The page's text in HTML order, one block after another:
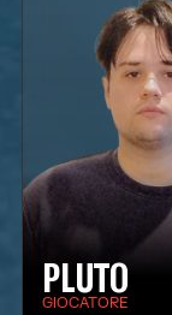
PLUTO
GIOCATORE